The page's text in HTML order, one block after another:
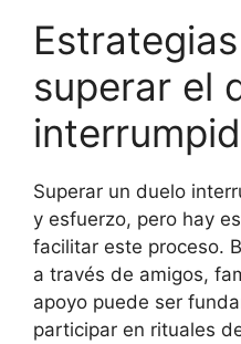
superar el
Superar un duelo
y esfuerzo, pero hay
facilitar este proceso.
a través de amigos,
apoyo puede ser
participar en rituales